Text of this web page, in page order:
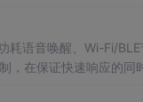
语音唤醒、Wi-Fi/
，在保证快速响应的